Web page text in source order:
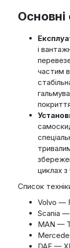
і
частим
циклах
Список
Volvo —
Scania —
MAN —